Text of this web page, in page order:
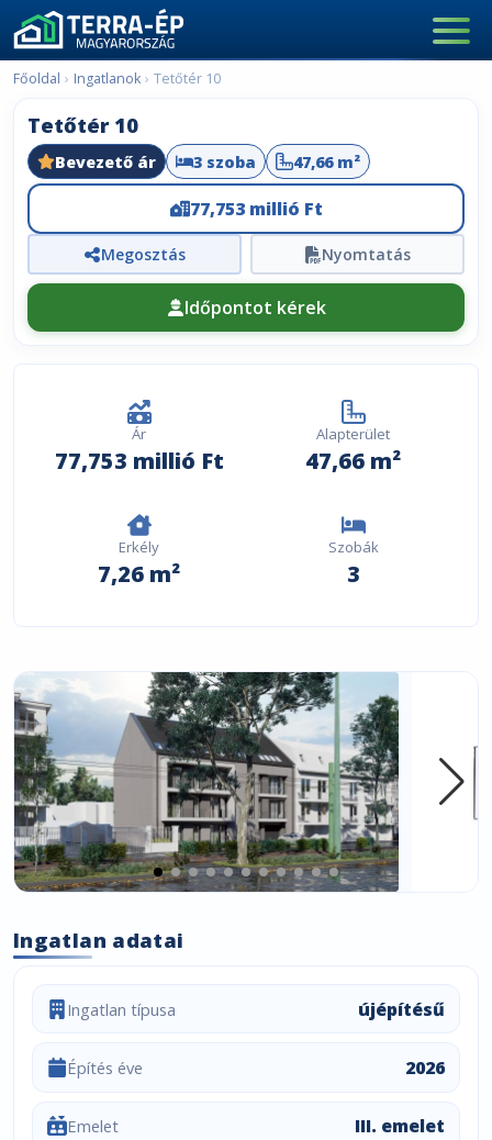
Main Navigation
Főoldal Ingatlanok Tetőtér 10
Tetőtér 10
Bevezető ár 3 szoba 47,66 m²
77,753 millió Ft
Megosztás Nyomtatás
Időpontot kérek
Ár
77,753 millió Ft
Alapterület
47,66 m²
Erkély
7,26 m²
Szobák
3
Ingatlan adatai
Ingatlan típusa újépítésű
Építés éve 2026
Emelet III. emelet